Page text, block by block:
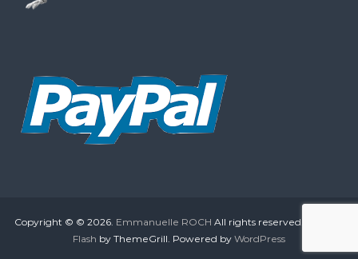
Copyright © © 2026. Emmanuelle ROCH All rights reserved. Theme:
Flash by ThemeGrill. Powered by WordPress